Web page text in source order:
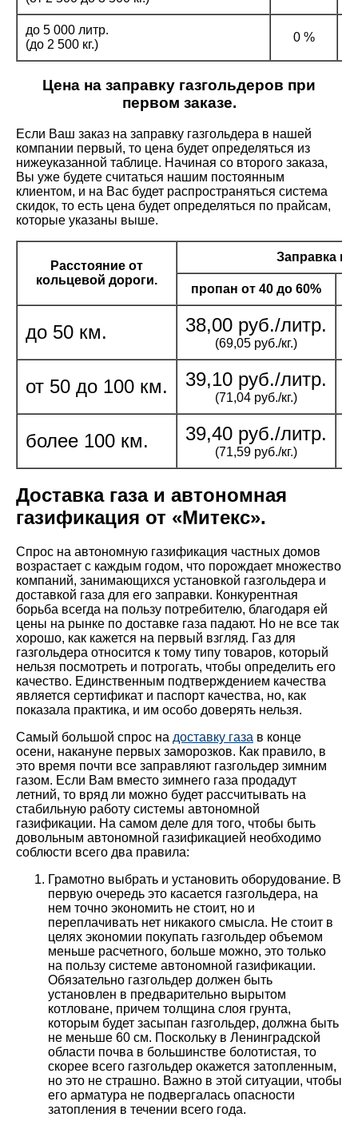
Доставка газа и автономная
газификация от «Митекс».
Спрос на автономную газификация частных домов
возрастает с каждым годом, что порождает множество
компаний, занимающихся установкой газгольдера и
доставкой газа для его заправки. Конкурентная
борьба всегда на пользу потребителю, благодаря ей
цены на рынке по доставке газа падают. Но не все так
хорошо, как кажется на первый взгляд. Газ для
газгольдера относится к тому типу товаров, который
нельзя посмотреть и потрогать, чтобы определить его
качество. Единственным подтверждением качества
является сертификат и паспорт качества, но, как
показала практика, и им особо доверять нельзя.
Самый большой спрос на доставку газа в конце
осени, накануне первых заморозков. Как правило, в
это время почти все заправляют газгольдер зимним
газом. Если Вам вместо зимнего газа продадут
летний, то вряд ли можно будет рассчитывать на
стабильную работу системы автономной
газификации. На самом деле для того, чтобы быть
довольным автономной газификацией необходимо
соблюсти всего два правила:
Грамотно выбрать и установить оборудование. В
первую очередь это касается газгольдера, на
нем точно экономить не стоит, но и
переплачивать нет никакого смысла. Не стоит в
целях экономии покупать газгольдер объемом
меньше расчетного, больше можно, это только
на пользу системе автономной газификации.
Обязательно газгольдер должен быть
установлен в предварительно вырытом
котловане, причем толщина слоя грунта,
которым будет засыпан газгольдер, должна быть
не меньше 60 см. Поскольку в Ленинградской
области почва в большинстве болотистая, то
скорее всего газгольдер окажется затопленным,
но это не страшно. Важно в этой ситуации, чтобы
его арматура не подвергалась опасности
затопления в течении всего года.
до 5 000 литр.
(до 2 500 кг.)
0 %
Цена на заправку газгольдеров при
первом заказе.
Если Ваш заказ на заправку газгольдера в нашей
компании первый, то цена будет определяться из
нижеуказанной таблице. Начиная со второго заказа,
Вы уже будете считаться нашим постоянным
клиентом, и на Вас будет распространяться система
скидок, то есть цена будет определяться по прайсам,
которые указаны выше.
Расстояние от
кольцевой дороги.
Заправка
пропан от 40 до 60%
до 50 км. 38,00 руб./литр.
(69,05 руб./кг.)
от 50 до 100 км. 39,10 руб./литр.
(71,04 руб./кг.)
более 100 км. 39,40 руб./литр.
(71,59 руб./кг.)